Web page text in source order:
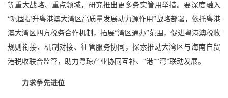
等重大战略、重点领域，研究推出更多务实管用举措。要深度融入
“巩固提升粤港澳大湾区高质量发展动力源作用”战略部署，依托粤港
澳大湾区四方税务合作机制，拓展“湾区通办”范围，促进粤港澳税收
规则衔接、机制对接、征管服务协同，探索推动大湾区与海南自贸
港税收联合监管，助力粤琼产业协同互补、“港”“湾”联动发展。
力求争先进位